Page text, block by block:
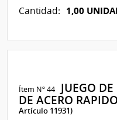
Cantidad: 1,00
Ítem Nº 44
JUEGO
DE ACERO
Artículo 11931)